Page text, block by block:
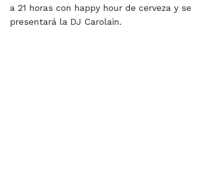
a 21 horas con happy hour de cerveza y se
presentará la DJ Carolain.